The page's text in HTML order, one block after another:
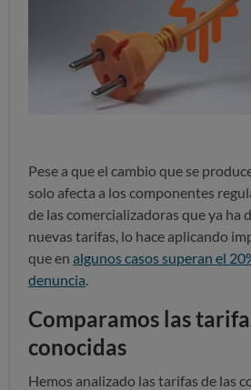
Pese a que el cambio que se
solo afecta a los componentes
de las comercializadoras que ya ha
nuevas tarifas, lo hace aplicando
que en algunos casos superan el
denuncia
Comparamos las
conocidas
Hemos analizado las tarifas de las